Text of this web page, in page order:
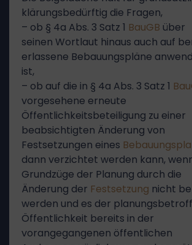
klärungsbedürftig die Fragen,
– ob § 4a Abs. 3 Satz 1 BauGB über
seinen Wortlaut hinaus auch auf
erlassene Bebauungspläne
ist,
– ob auf die in § 4a Abs. 3 Satz 1
vorgesehene erneute
Öffentlichkeitsbeteiligung zu einer
beabsichtigten Änderung von
Festsetzungen eines
dann verzichtet werden kann,
Grundzüge der Planung durch die
Änderung der Festsetzung nicht
werden und es der
Öffentlichkeit bereits in der
vorangegangenen öffentlichen